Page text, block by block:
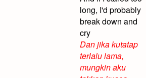
long, I'd probably
break down and
cry
Dan jika kutatap
terlalu lama,
mungkin aku